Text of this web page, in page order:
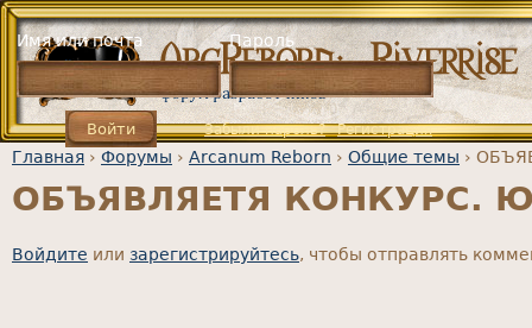
Jump to navigation
Вы здесь
Главная › Форумы › Arcanum Reborn › Общие темы ›
ОБЪЯВЛЯЕТЯ КОНКУРС.
Войдите или зарегистрируйтесь, чтобы отправлять
Имя или почта Пароль
Регистрация
Забыли пароль?